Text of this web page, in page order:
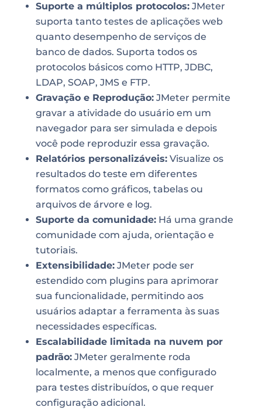
Suporte a múltiplos protocolos:JMeter
suporta tanto testes de aplicações web
quanto desempenho de serviços de
banco de dados. Suporta todos os
protocolos básicos como HTTP, JDBC,
LDAP, SOAP, JMS e FTP.
Gravação e Reprodução:JMeter permite
gravar a atividade do usuário em um
navegador para ser simulada e depois
você pode reproduzir essa gravação.
Relatórios personalizáveis:Visualize os
resultados do teste em diferentes
formatos como gráficos, tabelas ou
arquivos de árvore e log.
Suporte da comunidade:Há uma grande
comunidade com ajuda, orientação e
tutoriais.
Extensibilidade:JMeter pode ser
estendido com plugins para aprimorar
sua funcionalidade, permitindo aos
usuários adaptar a ferramenta às suas
necessidades específicas.
Escalabilidade limitada na nuvem por
padrão:JMeter geralmente roda
localmente, a menos que configurado
para testes distribuídos, o que requer
configuração adicional.